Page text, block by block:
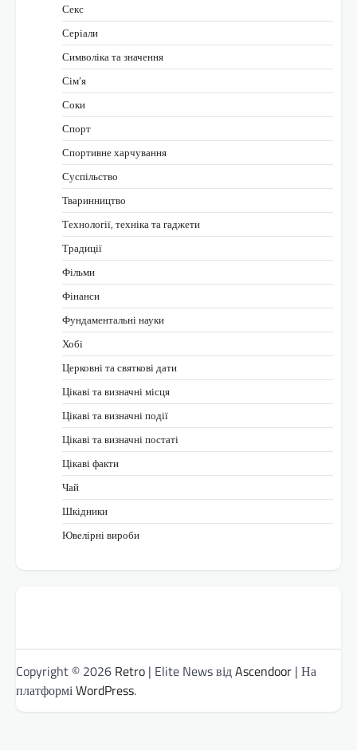
Секс
Серіали
Символіка та значення
Сім’я
Соки
Спорт
Спортивне харчування
Суспільство
Тваринництво
Технології, техніка та гаджети
Традиції
Фільми
Фінанси
Фундаментальні науки
Хобі
Церковні та святкові дати
Цікаві та визначні місця
Цікаві та визначні події
Цікаві та визначні постаті
Цікаві факти
Чай
Шкідники
Ювелірні вироби
Copyright © 2026 Retro | Elite News відAscendoor | На
платформіWordPress.